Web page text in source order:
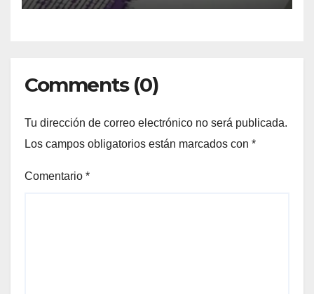
Comments (0)
Tu dirección de correo electrónico no será publicada.
Los campos obligatorios están marcados con *
Comentario *